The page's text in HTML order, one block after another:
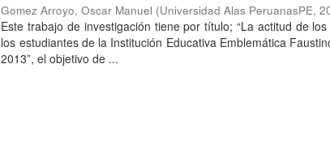
Gomez Arroyo, Oscar Manuel (Universidad Alas PeruanasPE,
Este trabajo de investigación tiene por título; “La actitud de
los estudiantes de la Institución Educativa Emblemática
2013”, el objetivo de ...